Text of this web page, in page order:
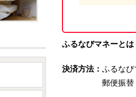
ふるなびマネーとは
決済方法： ふるなび
郵便振替